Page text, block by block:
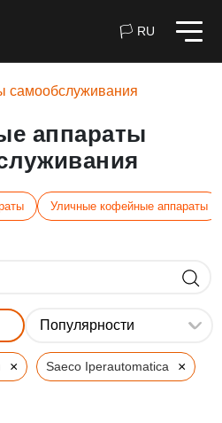
🏳 RU
самообслуживания
аппараты
Уличные кофейные аппараты
× Saeco Iperautomatica ×